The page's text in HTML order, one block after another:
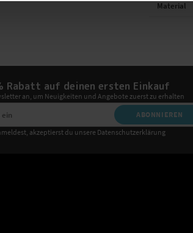
Material
Rabatt auf deinen ersten Einkauf
an, um Neuigkeiten und Angebote zuerst zu erhalten
ABONNIEREN
akzeptierst du unsere Datenschutzerklärung